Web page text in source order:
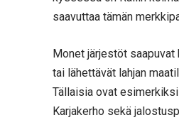
saavuttaa tämän
Monet järjestöt
tai lähettävät lahjan
Tällaisia ovat
Karjakerho sekä